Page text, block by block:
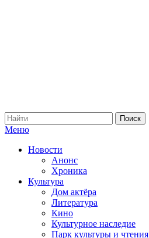
Меню
Новости
Анонс
Хроника
Культура
Дом актёра
Литература
Кино
Культурное наследие
Парк культуры и чтения